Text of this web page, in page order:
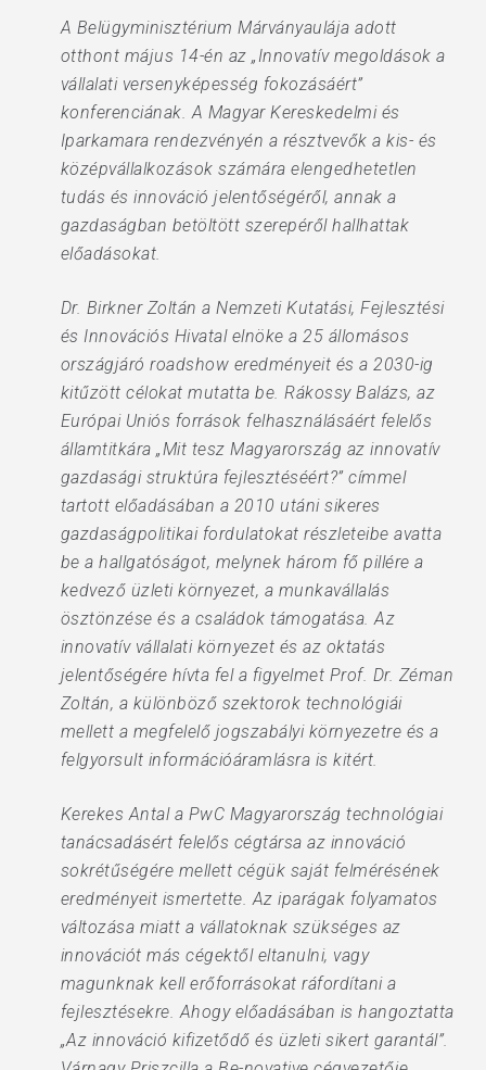
A Belügyminisztérium Márványaulája adott
otthont május 14-én az „Innovatív megoldások a
vállalati versenyképesség fokozásáért”
konferenciának. A Magyar Kereskedelmi és
Iparkamara rendezvényén a résztvevők a kis- és
középvállalkozások számára elengedhetetlen
tudás és innováció jelentőségéről, annak a
gazdaságban betöltött szerepéről hallhattak
előadásokat.
Dr. Birkner Zoltán a Nemzeti Kutatási, Fejlesztési
és Innovációs Hivatal elnöke a 25 állomásos
országjáró roadshow eredményeit és a 2030-ig
kitűzött célokat mutatta be. Rákossy Balázs, az
Európai Uniós források felhasználásáért felelős
államtitkára „Mit tesz Magyarország az innovatív
gazdasági struktúra fejlesztéséért?” címmel
tartott előadásában a 2010 utáni sikeres
gazdaságpolitikai fordulatokat részleteibe avatta
be a hallgatóságot, melynek három fő pillére a
kedvező üzleti környezet, a munkavállalás
ösztönzése és a családok támogatása. Az
innovatív vállalati környezet és az oktatás
jelentőségére hívta fel a figyelmet Prof. Dr. Zéman
Zoltán, a különböző szektorok technológiái
mellett a megfelelő jogszabályi környezetre és a
felgyorsult információáramlásra is kitért.
Kerekes Antal a PwC Magyarország technológiai
tanácsadásért felelős cégtársa az innováció
sokrétűségére mellett cégük saját felmérésének
eredményeit ismertette. Az iparágak folyamatos
változása miatt a vállatoknak szükséges az
innovációt más cégektől eltanulni, vagy
magunknak kell erőforrásokat ráfordítani a
fejlesztésekre. Ahogy előadásában is hangoztatta
„Az innováció kifizetődő és üzleti sikert garantál”.